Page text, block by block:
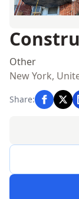
Other
New York,
Share: